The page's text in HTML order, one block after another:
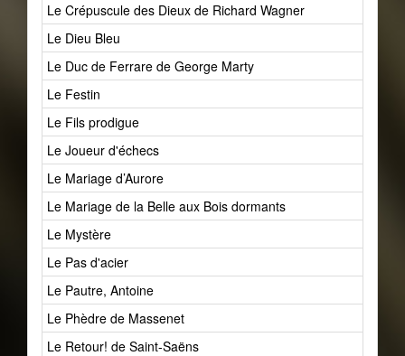
Le Crépuscule des Dieux de Richard Wagner
Le Dieu Bleu
Le Duc de Ferrare de George Marty
Le Festin
Le Fils prodigue
Le Joueur d'échecs
Le Mariage d’Aurore
Le Mariage de la Belle aux Bois dormants
Le Mystère
Le Pas d'acier
Le Pautre, Antoine
Le Phèdre de Massenet
Le Retour! de Saint-Saëns